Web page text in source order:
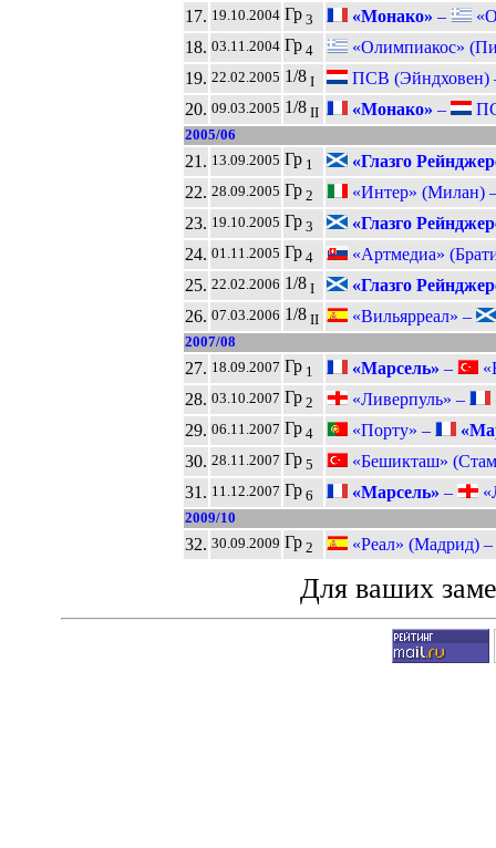
17. 19.10.2004 Гр3 «Монако» –
18. 03.11.2004 Гр4
«Олимпиакос»
19. 22.02.2005 1/8I
ПСВ (Эйндховен)
20. 09.03.2005 1/8II «Монако» –
2005/06
21. 13.09.2005 Гр1
«Глазго
22. 28.09.2005 Гр2
«Интер» (Милан)
23. 19.10.2005 Гр3
«Глазго
24. 01.11.2005 Гр4
«Артмедиа»
25. 22.02.2006 1/8I
«Глазго
26. 07.03.2006 1/8II «Вильярреал» –
2007/08
27. 18.09.2007 Гр1 «Марсель» –
28. 03.10.2007 Гр2 «Ливерпуль» –
29. 06.11.2007 Гр4 «Порту» –
30. 28.11.2007 Гр5
«Бешикташ»
31. 11.12.2007 Гр6 «Марсель» –
2009/10
32. 30.09.2009 Гр2 «Реал» (Мадрид) –
Для ваших